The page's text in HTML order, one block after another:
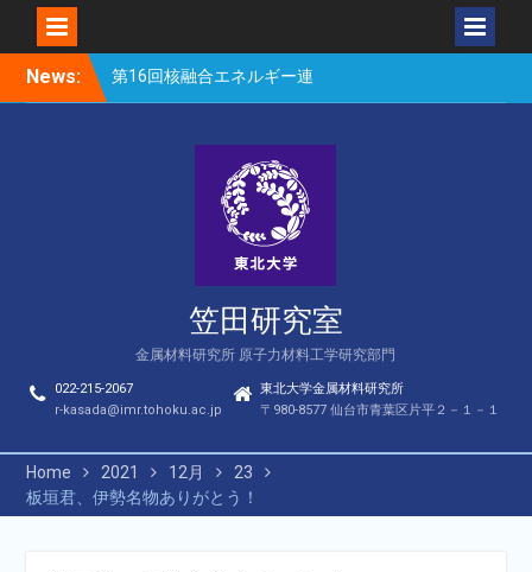
News:
第16回核融合エネルギー連
合講演会（笠田、Park、
村、Lee、He、Bae）
楽しい理科のはなし（仙台
市立松森小学校）
第16回核融合エネルギー連
合講演会若手優秀発表賞
笠田研究室
金属材料研究所 原子力材料工学研究部門
022-215-2067
r-kasada@imr.tohoku.ac.jp
東北大学金属材料研究所
〒980-8577 仙台市青葉区片平２－１－１
Home 2021 12月
23
板垣君、伊勢名物ありがとう！